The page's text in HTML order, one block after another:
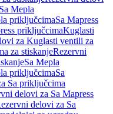
Sa Mepla
priključcimaSa Mapress
priključcimaKuglasti
za Kuglasti ventili za
za stiskanjeRezervni
Sa Mepla
priključcimaSa
Sa priključcima
delovi za Sa Mapress
delovi za Sa